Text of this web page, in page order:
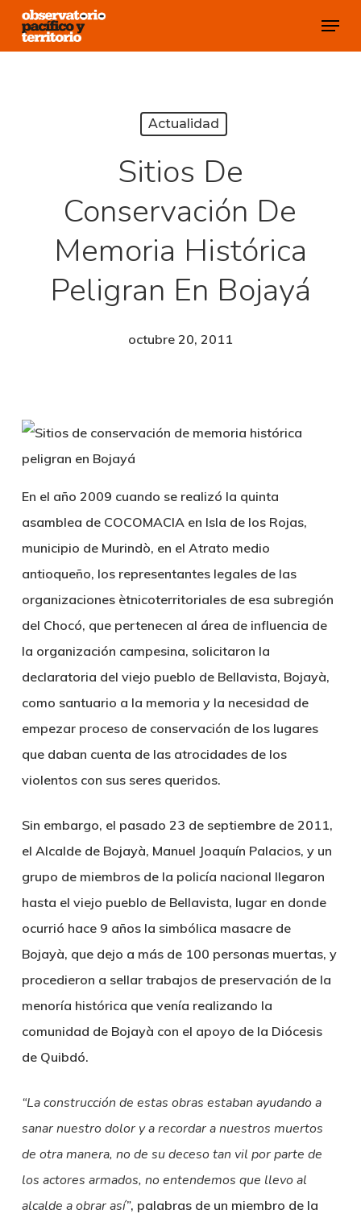
Skip
Menu
Actualidad
Sitios De
Conservación De
Memoria Histórica
Peligran En Bojayá
octubre 20, 2011
En el año 2009 cuando se realizó la quinta
asamblea de COCOMACIA en Isla de los Rojas,
municipio de Murindò, en el Atrato medio
antioqueño, los representantes legales de las
organizaciones ètnicoterritoriales de esa subregión
del Chocó, que pertenecen al área de influencia de
la organización campesina, solicitaron la
declaratoria del viejo pueblo de Bellavista, Bojayà,
como santuario a la memoria y la necesidad de
empezar proceso de conservación de los lugares
que daban cuenta de las atrocidades de los
violentos con sus seres queridos.
Sin embargo, el pasado 23 de septiembre de 2011,
el Alcalde de Bojayà, Manuel Joaquín Palacios, y un
grupo de miembros de la policía nacional llegaron
hasta el viejo pueblo de Bellavista, lugar en donde
ocurrió hace 9 años la simbólica masacre de
Bojayà, que dejo a más de 100 personas muertas, y
procedieron a sellar trabajos de preservación de la
menoría histórica que venía realizando la
comunidad de Bojayà con el apoyo de la Diócesis
de Quibdó.
“La construcción de estas obras estaban ayudando a
sanar nuestro dolor y a recordar a nuestros muertos
de otra manera, no de su deceso tan vil por parte de
los actores armados, no entendemos que llevo al
alcalde a obrar así”, palabras de un miembro de la
Close